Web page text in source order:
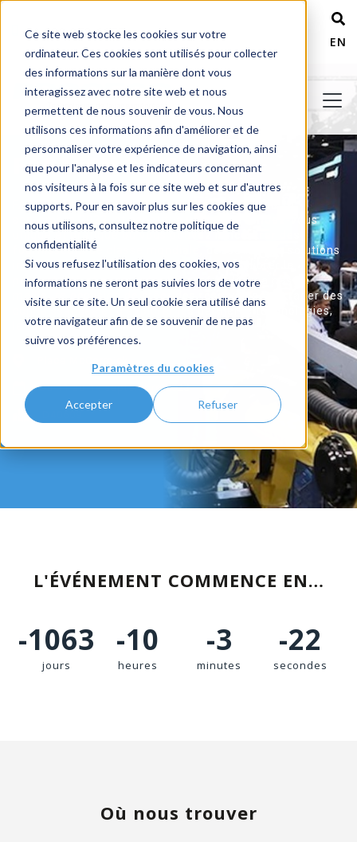
Ce site web stocke les cookies sur votre
ordinateur. Ces cookies sont utilisés pour collecter
des informations sur la manière dont vous
interagissez avec notre site web et nous
permettent de nous souvenir de vous. Nous
utilisons ces informations afin d'améliorer et de
personnaliser votre expérience de navigation, ainsi
que pour l'analyse et les indicateurs concernant
nos visiteurs à la fois sur ce site web et sur d'autres
supports. Pour en savoir plus sur les cookies que
nous utilisons, consultez notre politique de
confidentialité
Si vous refusez l'utilisation des cookies, vos
informations ne seront pas suivies lors de votre
visite sur ce site. Un seul cookie sera utilisé dans
votre navigateur afin de se souvenir de ne pas
suivre vos préférences.
Paramètres du cookies
Accepter Refuser
+ 1 800 978-6677
FABTECH 2023
FABTECH revient à McCormick Place, du 11 au 14
septembre 2023, et constitue un lieu de rendez-vous
unique et pratique où vous pouvez rencontrer des
fournisseurs de classe mondiale, découvrir des solutions
innovantes et trouver les outils pour améliorer la
productivité et augmenter les profits. Il n'y a pas de
meilleure occasion de créer des réseaux, de partager des
connaissances et d'explorer les dernières technologies,
le tout en un seul endroit.
Du 11 au 14 septembre 2023
L'ÉVÉNEMENT COMMENCE EN…
-1063
jours
-10
heures
-3
minutes
-23
secondes
Où nous trouver